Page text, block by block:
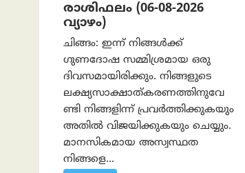
രാശിഫലം (06-08-2026
വ്യാഴം)
ചിങ്ങം: ഇന്ന് നിങ്ങൾക്ക്
ഗുണദോഷ സമ്മിശ്രമായ ഒരു
ദിവസമായിരിക്കും. നിങ്ങളുടെ
ലക്ഷ്യസാക്ഷാത്കരണത്തിനുവേ
ണ്ടി നിങ്ങളിന്ന് പ്രവർത്തിക്കുകയും
അതില്‍ വിജയിക്കുകയും ചെയ്യും.
മാനസികമായ അസ്വസ്ഥത
നിങ്ങളെ...